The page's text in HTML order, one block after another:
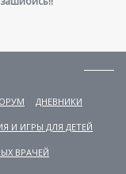
ДНЕВНИКИ
И ИГРЫ ДЛЯ ДЕТЕЙ
ВРАЧЕЙ